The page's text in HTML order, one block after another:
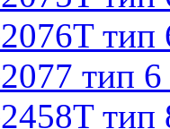
тип
тип 6
тип